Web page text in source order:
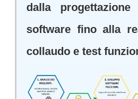
dalla
software fino alla
collaudo e test